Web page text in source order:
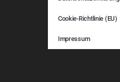
Cookie-Richtlinie (EU)
Impressum